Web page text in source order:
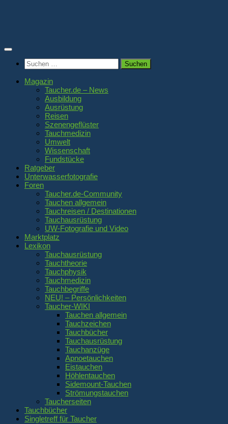
Suchen
nach:
Magazin
Taucher.de – News
Ausbildung
Ausrüstung
Reisen
Szenengeflüster
Tauchmedizin
Umwelt
Wissenschaft
Fundstücke
Ratgeber
Unterwasserfotografie
Foren
Taucher.de-Community
Tauchen allgemein
Tauchreisen / Destinationen
Tauchausrüstung
UW-Fotografie und Video
Marktplatz
Lexikon
Tauchausrüstung
Tauchtheorie
Tauchphysik
Tauchmedizin
Tauchbegriffe
NEU! – Persönlichkeiten
Taucher-WIKI
Tauchen allgemein
Tauchzeichen
Tauchbücher
Tauchausrüstung
Tauchanzüge
Apnoetauchen
Eistauchen
Höhlentauchen
Sidemount-Tauchen
Strömungstauchen
Taucherseiten
Tauchbücher
Singletreff für Taucher